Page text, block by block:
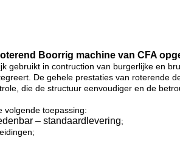
Boorrig machine van CFA
gebruikt in contruction van burgerlijke en
De gehele prestaties van roterende
die de structuur eenvoudiger en de
volgende toepassing:
– standaardlevering;